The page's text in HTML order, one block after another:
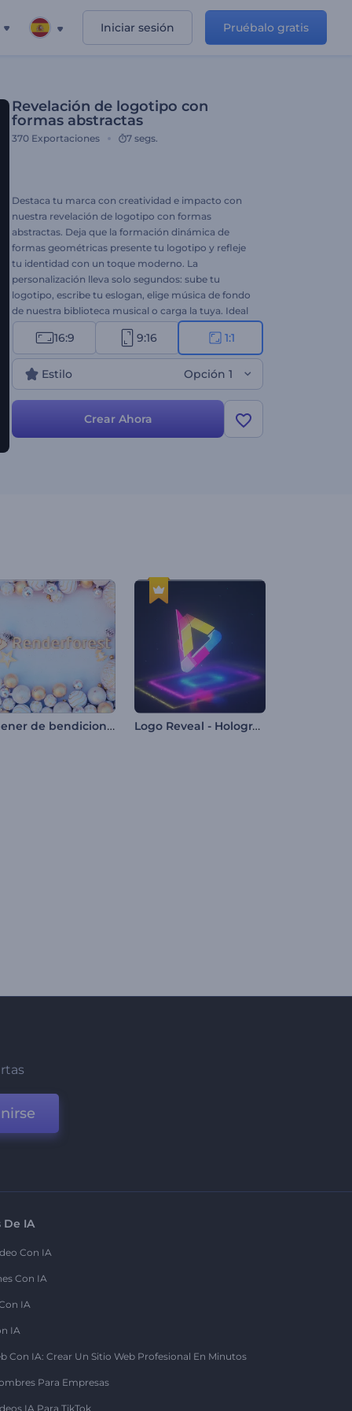
Iniciar sesión Pruébalo gratis
Revelación de logotipo con
formas abstractas
370 Exportaciones 7 segs.
Destaca tu marca con creatividad e impacto con
nuestra revelación de logotipo con formas
abstractas. Deja que la formación dinámica de
formas geométricas presente tu logotipo y refleje
tu identidad con un toque moderno. La
personalización lleva solo segundos: sube tu
logotipo, escribe tu eslogan, elige música de fondo
de nuestra biblioteca musical o carga la tuya. Ideal
para marcas modernas, creativas u orientadas a la
tecnología que deseen destacar su estilo único.
¡Empieza a crear ahora!
16:9 9:16 1:1
Estilo Opción 1
Crear Ahora
Opener de bendiciones navideñas Logo Reveal - Holograma Colorido
IA
Con IA
Con IA
IA
IA
Con IA: Crear Un Sitio Web Profesional En Minutos
Para Empresas
IA Para TikTok